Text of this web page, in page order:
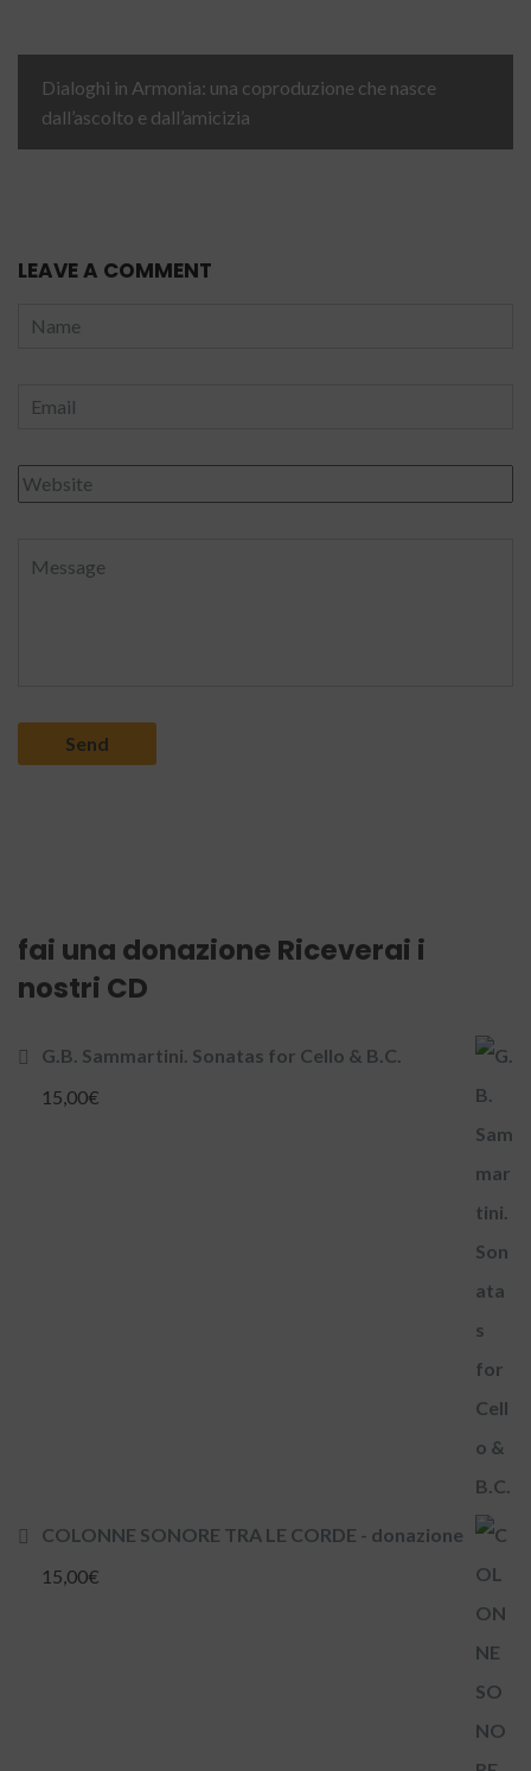
Dialoghi in Armonia: una coproduzione che nasce
dall’ascolto e dall’amicizia
LEAVE A COMMENT
fai una donazione Riceverai i
nostri CD
G.B. Sammartini. Sonatas for Cello & B.C.
15,00€
COLONNE SONORE TRA LE CORDE - donazione
15,00€